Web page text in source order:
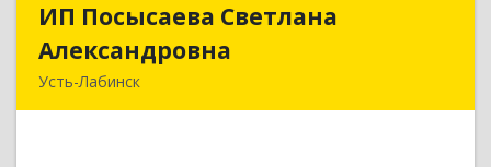
ИП Посысаева Светлана
Александровна
Усть-Лабинск
ИП Посысаева Светлана